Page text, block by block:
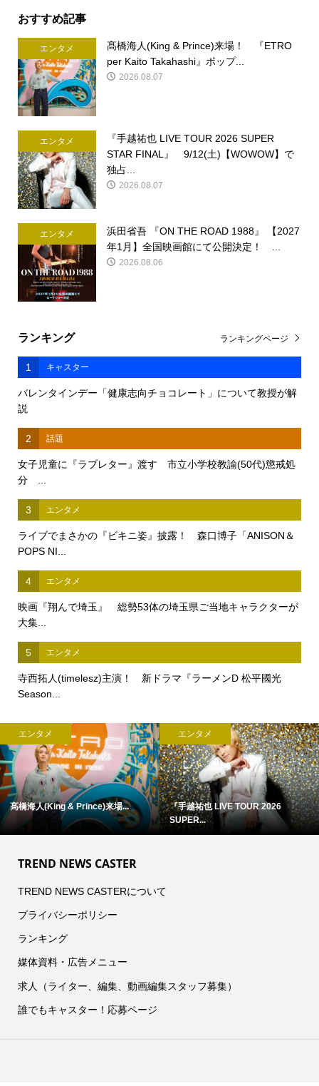
おすすめ記事
エンタメ
髙橋海人(King & Prince)来場！ 『ETRO
per Kaito Takahashi』ポップ...
2026.08.07
エンタメ
『手越祐也 LIVE TOUR 2026 SUPER
STAR FINAL』 9/12(土)【WOWOW】で
独占...
2026.08.07
エンタメ
浜田省吾 『ON THE ROAD 1988』 【2027
年1月】全国映画館にて公開決定！ ...
2026.08.06
ランキング
1 キャスター
バレンタインデー「健康志向チョコレート」について教授が解
説
2 話題
女子児童に『ラブレター』渡す 市立小学校教諭(50代)懲戒処
分 ...
3 エンタメ
ライブでまさかの『ビキニ姿』披露！ 森口博子「ANISON＆
POPS NI...
4 エンタメ
映画『翔んで埼玉』 総勢53体の埼玉県ご当地キャラクターが
大集...
5 エンタメ
寺西拓人(timelesz)主演！ 新ドラマ『ラーメンD 松平國光
Season...
ランキングページ
エンタメ
髙橋海人(King & Prince)来場...
エンタメ
『手越祐也 LIVE TOUR 2026
SUPER...
TREND NEWS CASTER
TREND NEWS CASTERについて
プライバシーポリシー
ランキング
媒体資料・広告メニュー
求人（ライター、編集、動画編集スタッフ募集）
誰でもキャスター！応募ページ